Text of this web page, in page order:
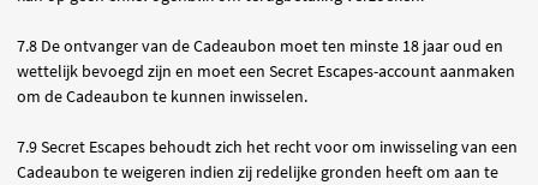
7.8 De ontvanger van de Cadeaubon moet ten minste 18 jaar oud en
wettelijk bevoegd zijn en moet een Secret Escapes-account aanmaken
om de Cadeaubon te kunnen inwisselen.
7.9 Secret Escapes behoudt zich het recht voor om inwisseling van een
Cadeaubon te weigeren indien zij redelijke gronden heeft om aan te